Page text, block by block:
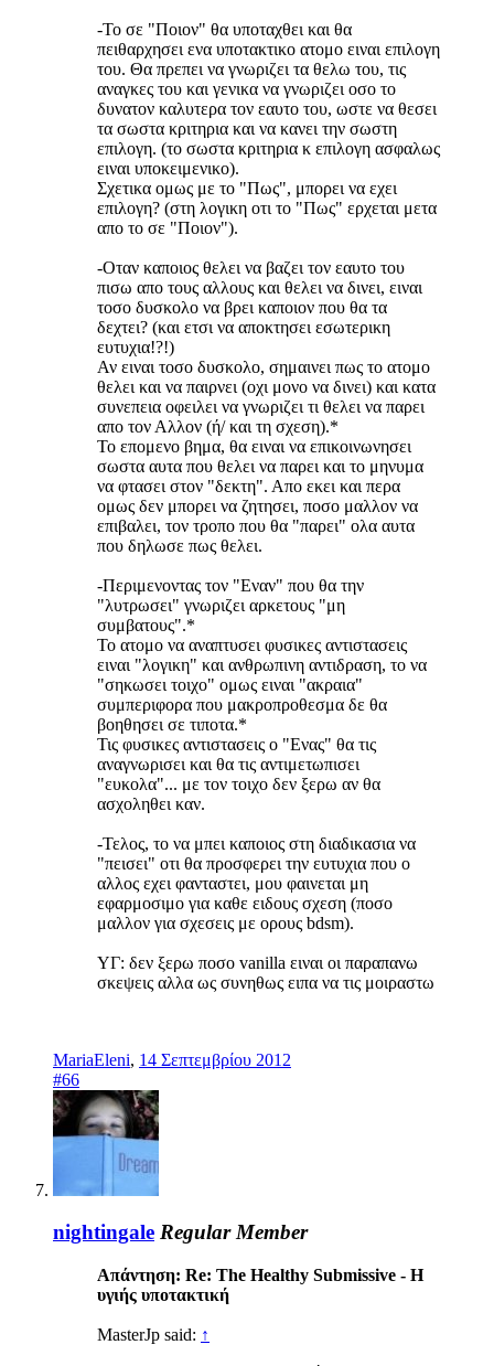
-Το σε "Ποιον" θα υποταχθει και θα
πειθαρχησει ενα υποτακτικο ατομο ειναι επιλογη
του. Θα πρεπει να γνωριζει τα θελω του, τις
αναγκες του και γενικα να γνωριζει οσο το
δυνατον καλυτερα τον εαυτο του, ωστε να θεσει
τα σωστα κριτηρια και να κανει την σωστη
επιλογη. (το σωστα κριτηρια κ επιλογη ασφαλως
ειναι υποκειμενικο).
Σχετικα ομως με το "Πως", μπορει να εχει
επιλογη? (στη λογικη οτι το "Πως" ερχεται μετα
απο το σε "Ποιον").
-Οταν καποιος θελει να βαζει τον εαυτο του
πισω απο τους αλλους και θελει να δινει, ειναι
τοσο δυσκολο να βρει καποιον που θα τα
δεχτει? (και ετσι να αποκτησει εσωτερικη
ευτυχια!?!)
Αν ειναι τοσο δυσκολο, σημαινει πως το ατομο
θελει και να παιρνει (οχι μονο να δινει) και κατα
συνεπεια οφειλει να γνωριζει τι θελει να παρει
απο τον Αλλον (ή/ και τη σχεση).*
Το επομενο βημα, θα ειναι να επικοινωνησει
σωστα αυτα που θελει να παρει και το μηνυμα
να φτασει στον "δεκτη". Απο εκει και περα
ομως δεν μπορει να ζητησει, ποσο μαλλον να
επιβαλει, τον τροπο που θα "παρει" ολα αυτα
που δηλωσε πως θελει.
-Περιμενοντας τον "Εναν" που θα την
"λυτρωσει" γνωριζει αρκετους "μη
συμβατους".*
Το ατομο να αναπτυσει φυσικες αντιστασεις
ειναι "λογικη" και ανθρωπινη αντιδραση, το να
"σηκωσει τοιχο" ομως ειναι "ακραια"
συμπεριφορα που μακροπροθεσμα δε θα
βοηθησει σε τιποτα.*
Τις φυσικες αντιστασεις ο "Ενας" θα τις
αναγνωρισει και θα τις αντιμετωπισει
"ευκολα"... με τον τοιχο δεν ξερω αν θα
ασχοληθει καν.
-Τελος, το να μπει καποιος στη διαδικασια να
"πεισει" οτι θα προσφερει την ευτυχια που ο
αλλος εχει φανταστει, μου φαινεται μη
εφαρμοσιμο για καθε ειδους σχεση (ποσο
μαλλον για σχεσεις με ορους bdsm).
ΥΓ: δεν ξερω ποσο vanilla ειναι οι παραπανω
σκεψεις αλλα ως συνηθως ειπα να τις μοιραστω
MariaEleni, 14 Σεπτεμβρίου 2012
#66
nightingale Regular Member
Απάντηση: Re: The Healthy Submissive - Η
υγιής υποτακτική
MasterJp said: ↑